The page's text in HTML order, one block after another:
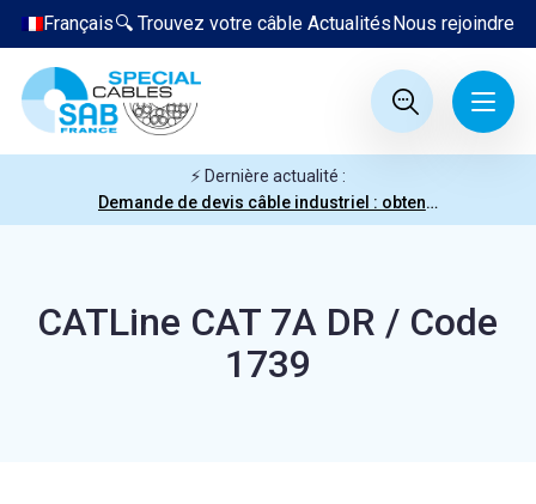
Nous rejoindre
Actualités
🔍 Trouvez votre câble
Français
⚡ Dernière actualité :
Demande de devis câble industriel : obtenez votre prix en quelques clics
CATLine CAT 7A DR / Code
1739